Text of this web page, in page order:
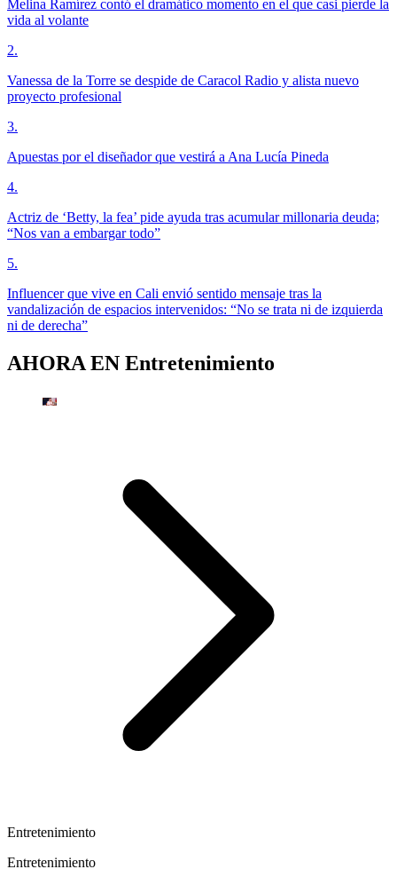
Melina Ramírez contó el dramático momento en el que casi pierde la
vida al volante
2.
Vanessa de la Torre se despide de Caracol Radio y alista nuevo
proyecto profesional
3.
Apuestas por el diseñador que vestirá a Ana Lucía Pineda
4.
Actriz de ‘Betty, la fea’ pide ayuda tras acumular millonaria deuda;
“Nos van a embargar todo”
5.
Influencer que vive en Cali envió sentido mensaje tras la
vandalización de espacios intervenidos: “No se trata ni de izquierda
ni de derecha”
AHORA EN Entretenimiento
Entretenimiento
Entretenimiento